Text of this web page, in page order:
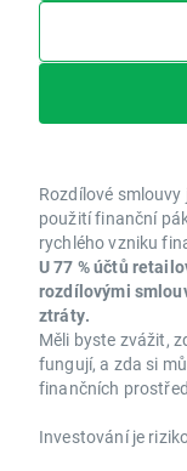
Rozdílové
použití finanční
rychlého vzniku
U 77 % účtů
rozdílovými
ztráty.
Měli byste zvážit,
fungují, a zda si
finančních
Investování je